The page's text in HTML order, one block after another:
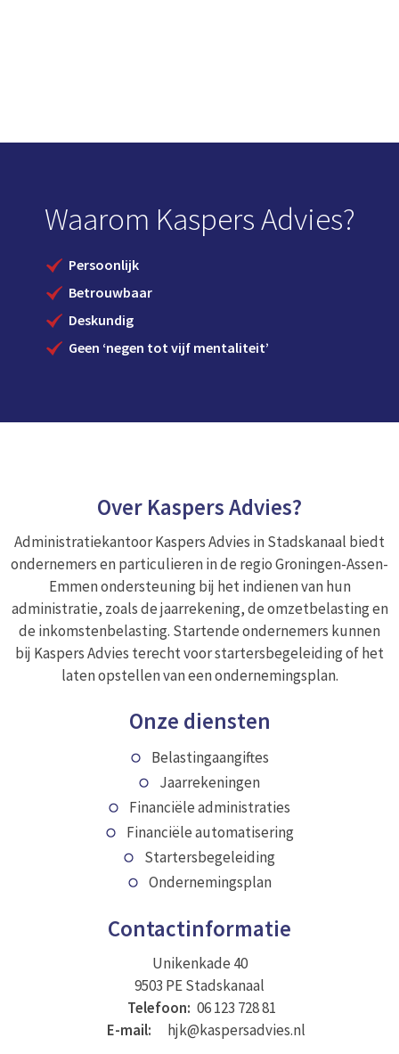
Waarom Kaspers Advies?
Persoonlijk
Betrouwbaar
Deskundig
Geen ‘negen tot vijf mentaliteit’
Over Kaspers Advies?
Administratiekantoor Kaspers Advies in Stadskanaal biedt
ondernemers en particulieren in de regio Groningen-Assen-
Emmen ondersteuning bij het indienen van hun
administratie, zoals de jaarrekening, de omzetbelasting en
de inkomstenbelasting. Startende ondernemers kunnen
bij Kaspers Advies terecht voor startersbegeleiding of het
laten opstellen van een ondernemingsplan.
Onze diensten
Belastingaangiftes
Jaarrekeningen
Financiële administraties
Financiële automatisering
Startersbegeleiding
Ondernemingsplan
Contactinformatie
Unikenkade 40
9503 PE Stadskanaal
Telefoon: 06 123 728 81
E-mail:
hjk@kaspersadvies.nl